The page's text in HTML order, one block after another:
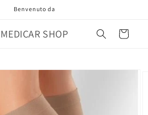
Benvenuto da
MEDICAR SHOP Carrello